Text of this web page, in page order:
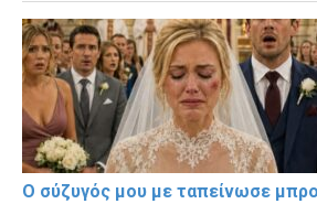
Ο σύζυγός μου με ταπείνωσε